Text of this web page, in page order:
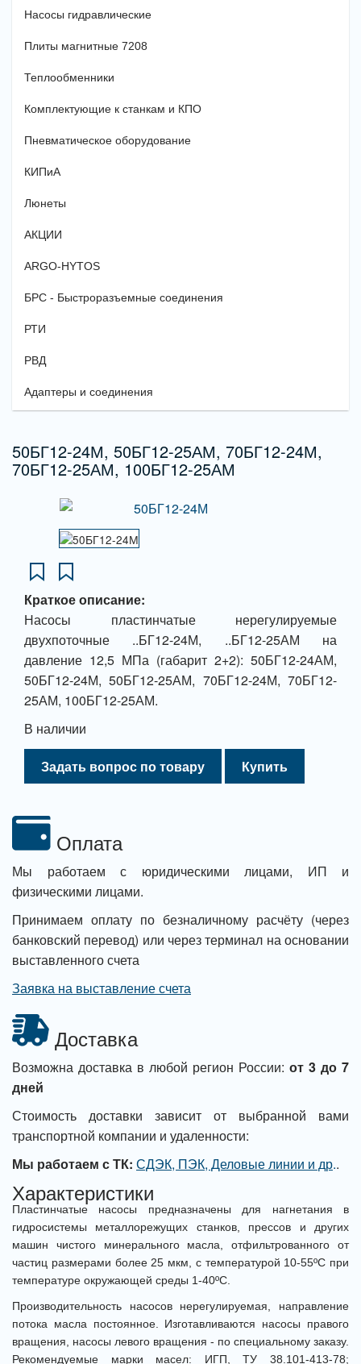
Насосы гидравлические
Плиты магнитные 7208
Теплообменники
Комплектующие к станкам и КПО
Пневматическое оборудование
КИПиА
Люнеты
АКЦИИ
ARGO-HYTOS
БРС - Быстроразъемные соединения
РТИ
РВД
Адаптеры и соединения
50БГ12-24М, 50БГ12-25АМ, 70БГ12-24М,
70БГ12-25АМ, 100БГ12-25АМ
Краткое описание:
Насосы пластинчатые нерегулируемые
двухпоточные ..БГ12-24М, ..БГ12-25АМ на
давление 12,5 МПа (габарит 2+2): 50БГ12-24АМ,
50БГ12-24М, 50БГ12-25АМ, 70БГ12-24М, 70БГ12-
25АМ, 100БГ12-25АМ.
В наличии
Задать вопрос по товару Купить
Оплата
Мы работаем с юридическими лицами, ИП и
физическими лицами.
Принимаем оплату по безналичному расчёту (через
банковский перевод) или через терминал на основании
выставленного счета
Заявка на выставление счета
Доставка
Возможна доставка в любой регион России: от 3 до 7
дней
Стоимость доставки зависит от выбранной вами
транспортной компании и удаленности:
Мы работаем с ТК: СДЭК, ПЭК, Деловые линии и др..
Характеристики
Пластинчатые насосы предназначены для нагнетания в
гидросистемы металлорежущих станков, прессов и других
машин чистого минерального масла, отфильтрованного от
частиц размерами более 25 мкм, с температурой 10-55ºС при
температуре окружающей среды 1-40ºС.
Производительность насосов нерегулируемая, направление
потока масла постоянное. Изготавливаются насосы правого
вращения, насосы левого вращения - по специальному заказу.
Рекомендуемые марки масел: ИГП, ТУ 38.101-413-78;